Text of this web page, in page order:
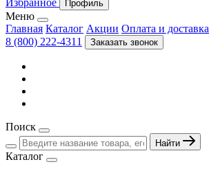
Избранное
Профиль
Меню
Главная Каталог Акции Оплата и доставка
8 (800) 222-4311
Заказать звонок
Поиск
Найти
Каталог